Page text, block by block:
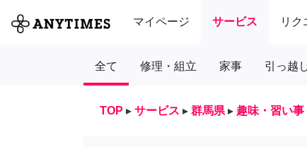
マイページ サービス リク
全て 修理・組立 家事 引っ越
TOP ▸ サービス ▸ 群馬県 ▸ 趣味・習い事